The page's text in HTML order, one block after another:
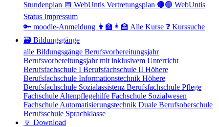
Stundenplan 📅 WebUntis Vertretungsplan 🔴🟢 WebUntis
Status Impressum
🔑 moodle-Anmeldung 👨‍🏫👩‍🏫 Alle Kurse ❓ Kurssuche
🗃 Bildungsgänge
alle Bildungsgänge Berufsvorbereitungsjahr
Berufsvorbereitungsjahr mit inklusivem Unterricht
Berufsfachschule I Berufsfachschule II Höhere
Berufsfachschule Informationstechnik Höhere
Berufsfachschule Sozialassistenz Berufsfachschule Pflege
Fachschule Altenpflegehilfe Fachschule Sozialwesen
Fachschule Automatisierungstechnik Duale Berufsoberschule
Berufsschule Sprachklasse
🔽 Download